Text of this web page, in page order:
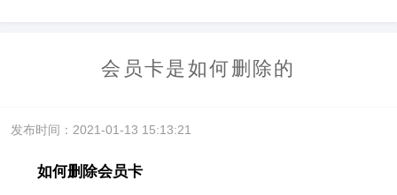
会员卡是如何删除的
发布时间：2021-01-13 15:13:21
如何删除会员卡